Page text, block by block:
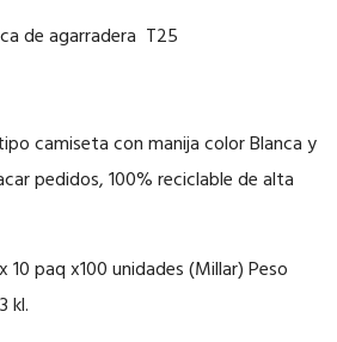
de agarradera T25
camiseta con manija color Blanca y
pedidos, 100% reciclable de alta
10 paq x100 unidades (Millar) Peso
kl.